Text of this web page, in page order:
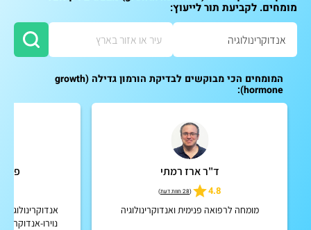
מומחים. לקביעת תור לייעוץ:
המומחים הכי מבוקשים לבדיקת הורמון גדילה (growth
hormone):
ד"ר ארז רמתי
4.8
(28 חוות דעת )
מומחה לרפואה פנימית ואנדוקרינולוגיה
אנדוקרינולוג
נוירו-